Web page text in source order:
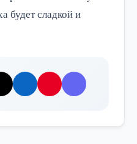
будет сладкой и